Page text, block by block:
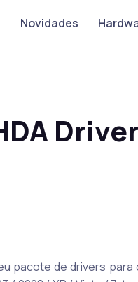
Novidades
pacote de drivers para